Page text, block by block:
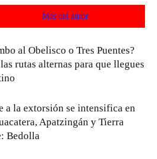
Más del autor
al Obelisco o Tres Puentes?
rutas alternas para que llegues
a la extorsión se intensifica en
Apatzingán y Tierra
Bedolla